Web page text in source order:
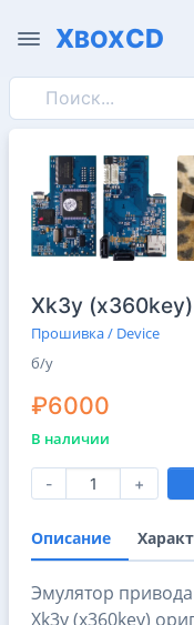
XBOXCD
Xk3y
Прошивка / Device
б/у
₽6000
В наличии
- +
Описание
Эмулятор привода
Xk3y (x360key)